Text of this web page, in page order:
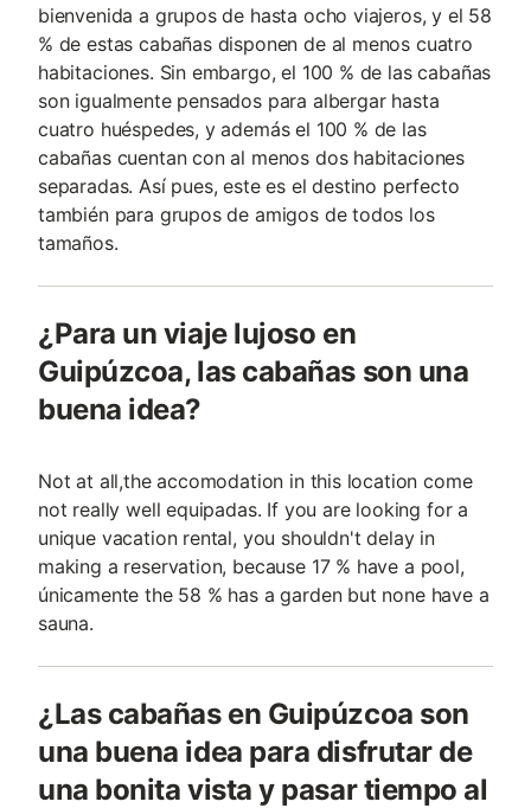
bienvenida a grupos de hasta ocho viajeros, y el 58
% de estas cabañas disponen de al menos cuatro
habitaciones. Sin embargo, el 100 % de las cabañas
son igualmente pensados para albergar hasta
cuatro huéspedes, y además el 100 % de las
cabañas cuentan con al menos dos habitaciones
separadas. Así pues, este es el destino perfecto
también para grupos de amigos de todos los
tamaños.
¿Para un viaje lujoso en
Guipúzcoa, las cabañas son una
buena idea?
Not at all,the accomodation in this location come
not really well equipadas. If you are looking for a
unique vacation rental, you shouldn't delay in
making a reservation, because 17 % have a pool,
únicamente the 58 % has a garden but none have a
sauna.
¿Las cabañas en Guipúzcoa son
una buena idea para disfrutar de
una bonita vista y pasar tiempo al